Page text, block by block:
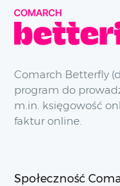
Comarch Betterfly
program do
m.in. księgowość
faktur online.
Społeczność